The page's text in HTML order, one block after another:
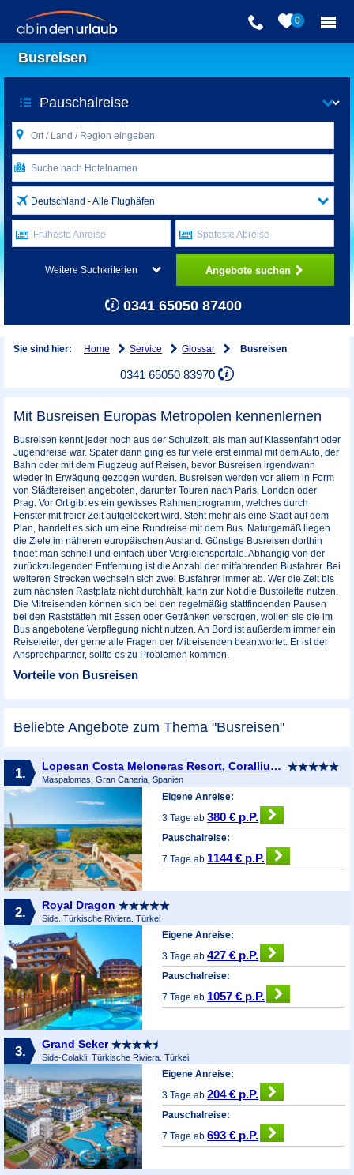
0
Busreisen
Deutschland - Alle Flughäfen
Früheste Anreise Späteste Abreise
Weitere Suchkriterien Angebote suchen
0341 65050 87400
Sie sind hier: Home Service Glossar Busreisen
0341 65050 83970
Mit Busreisen Europas Metropolen kennenlernen
Busreisen kennt jeder noch aus der Schulzeit, als man auf Klassenfahrt oder
Jugendreise war. Später dann ging es für viele erst einmal mit dem Auto, der
Bahn oder mit dem Flugzeug auf Reisen, bevor Busreisen irgendwann
wieder in Erwägung gezogen wurden. Busreisen werden vor allem in Form
von Städtereisen angeboten, darunter Touren nach Paris, London oder
Prag. Vor Ort gibt es ein gewisses Rahmenprogramm, welches durch
Fenster mit freier Zeit aufgelockert wird. Steht mehr als eine Stadt auf dem
Plan, handelt es sich um eine Rundreise mit dem Bus. Naturgemäß liegen
die Ziele im näheren europäischen Ausland. Günstige Busreisen dorthin
findet man schnell und einfach über Vergleichsportale. Abhängig von der
zurückzulegenden Entfernung ist die Anzahl der mitfahrenden Busfahrer. Bei
weiteren Strecken wechseln sich zwei Busfahrer immer ab. Wer die Zeit bis
zum nächsten Rastplatz nicht durchhält, kann zur Not die Bustoilette nutzen.
Die Mitreisenden können sich bei den regelmäßig stattfindenden Pausen
bei den Raststätten mit Essen oder Getränken versorgen, wollen sie die im
Bus angebotene Verpflegung nicht nutzen. An Bord ist außerdem immer ein
Reiseleiter, der gerne alle Fragen der Mitreisenden beantwortet. Er ist der
Ansprechpartner, sollte es zu Problemen kommen.
Vorteile von Busreisen
Beliebte Angebote zum Thema "Busreisen"
1. Lopesan Costa Meloneras Resort, Corallium Spa & Casino
Maspalomas, Gran Canaria, Spanien
Eigene Anreise:
3 Tage ab380 € p.P.
Pauschalreise:
7 Tage ab 1144 € p.P.
2. Royal Dragon
Side, Türkische Riviera, Türkei
Eigene Anreise:
3 Tage ab427 € p.P.
Pauschalreise:
7 Tage ab 1057 € p.P.
3. Grand Seker
Side-Colakli, Türkische Riviera, Türkei
Eigene Anreise:
3 Tage ab204 € p.P.
Pauschalreise:
7 Tage ab693 € p.P.